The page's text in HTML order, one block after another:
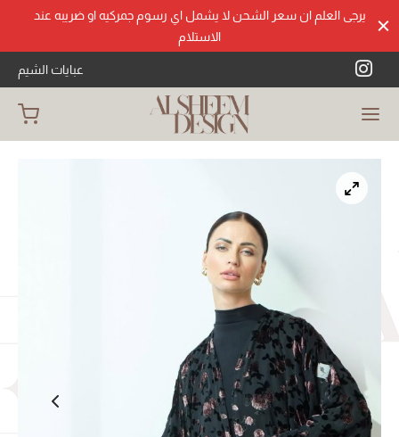
يرجى العلم ان سعر الشحن لا يشمل اي رسوم جمركيه او ضريبه عند
الاستلام
عبايات الشيم